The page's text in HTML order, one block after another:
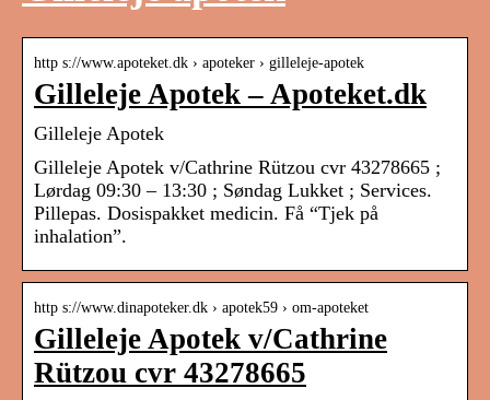
http s://www.apoteket.dk › apoteker › gilleleje-apotek
Gilleleje Apotek – Apoteket.dk
Gilleleje Apotek
Gilleleje Apotek v/Cathrine Rützou cvr 43278665 ;
Lørdag 09:30 – 13:30 ; Søndag Lukket ; Services.
Pillepas. Dosispakket medicin. Få “Tjek på
inhalation”.
http s://www.dinapoteker.dk › apotek59 › om-apoteket
Gilleleje Apotek v/Cathrine
Rützou cvr 43278665